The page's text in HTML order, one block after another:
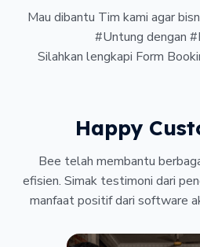
Mau dibantu Tim kami agar
#Untung dengan
Silahkan lengkapi Form
Happy
Bee telah membantu
efisien. Simak testimoni dari
manfaat positif dari software